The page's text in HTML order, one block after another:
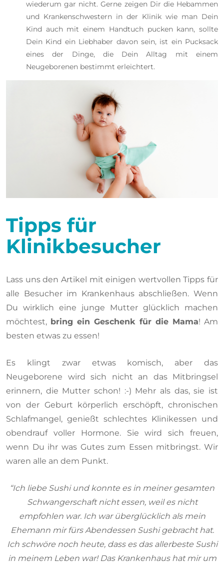
wiederum gar nicht. Gerne zeigen Dir die Hebammen
und Krankenschwestern in der Klinik wie man Dein
Kind auch mit einem Handtuch pucken kann, sollte
Dein Kind ein Liebhaber davon sein, ist ein Pucksack
eines der Dinge, die Dein Alltag mit einem
Neugeborenen bestimmt erleichtert.
Tipps für
Klinikbesucher
Lass uns den Artikel mit einigen wertvollen Tipps für
alle Besucher im Krankenhaus abschließen. Wenn
Du wirklich eine junge Mutter glücklich machen
möchtest, bring ein Geschenk für die Mama! Am
besten etwas zu essen!
Es klingt zwar etwas komisch, aber das
Neugeborene wird sich nicht an das Mitbringsel
erinnern, die Mutter schon! :-) Mehr als das, sie ist
von der Geburt körperlich erschöpft, chronischen
Schlafmangel, genießt schlechtes Klinikessen und
obendrauf voller Hormone. Sie wird sich freuen,
wenn Du ihr was Gutes zum Essen mitbringst. Wir
waren alle an dem Punkt.
“Ich liebe Sushi und konnte es in meiner gesamten
Schwangerschaft nicht essen, weil es nicht
empfohlen war. Ich war überglücklich als mein
Ehemann mir fürs Abendessen Sushi gebracht hat.
Ich schwöre noch heute, dass es das allerbeste Sushi
in meinem Leben war! Das Krankenhaus hat mir um